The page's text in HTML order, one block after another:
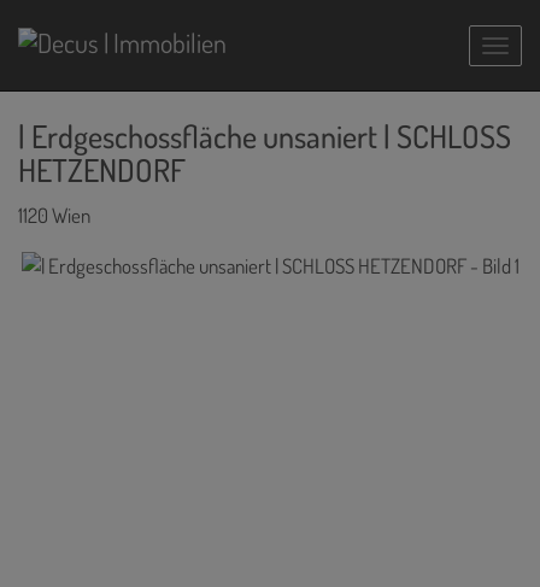
| Erdgeschossfläche unsaniert | SCHLOSS
HETZENDORF
1120 Wien